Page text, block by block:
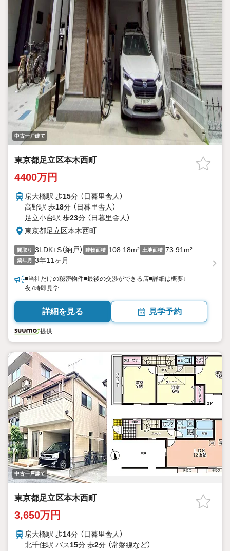
中古一戸建て
東京都足立区本木西町
4400万円
扇大橋駅 歩15分 （日暮里舎人）
高野駅 歩18分 （日暮里舎人）
足立小台駅 歩23分 （日暮里舎人）
東京都足立区本木西町
間取り 3LDK+S（納戸） 建物面積 108.18m² 土地面積 73.91m²
築年月 3年11ヶ月
■当社だけの秘密物件■最後の交渉ができる店■詳細は概要↓
夜7時即見学
詳細を見る 見学予約
提供
中古一戸建て
東京都足立区本木西町
3,650万円
扇大橋駅 歩14分 （日暮里舎人）
北千住駅 バス15分 歩2分 （常磐線など）